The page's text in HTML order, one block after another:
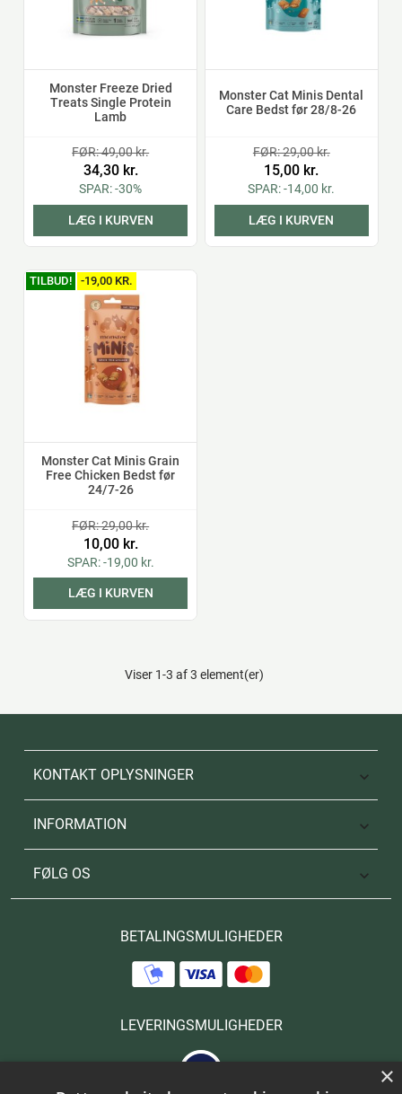
Monster Freeze Dried
Treats Single Protein
Lamb
FØR: 49,00 kr.
34,30 kr.
SPAR: -30%
LÆG I KURVEN
Monster Cat Minis Dental
Care Bedst før 28/8-26
FØR: 29,00 kr.
15,00 kr.
SPAR: -14,00 kr.
LÆG I KURVEN
Monster Cat Minis Grain
Free Chicken Bedst før
24/7-26
FØR: 29,00 kr.
10,00 kr.
SPAR: -19,00 kr.
LÆG I KURVEN
TILBUD! -19,00 KR.
Viser 1-3 af 3 element(er)
KONTAKT OPLYSNINGER 
INFORMATION 
FØLG OS 
BETALINGSMULIGHEDER
LEVERINGSMULIGHEDER
×